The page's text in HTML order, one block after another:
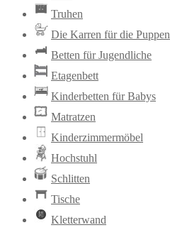
Truhen
Die Karren für die Puppen
Betten für Jugendliche
Etagenbett
Kinderbetten für Babys
Matratzen
Kinderzimmermöbel
Hochstuhl
Schlitten
Tische
Kletterwand